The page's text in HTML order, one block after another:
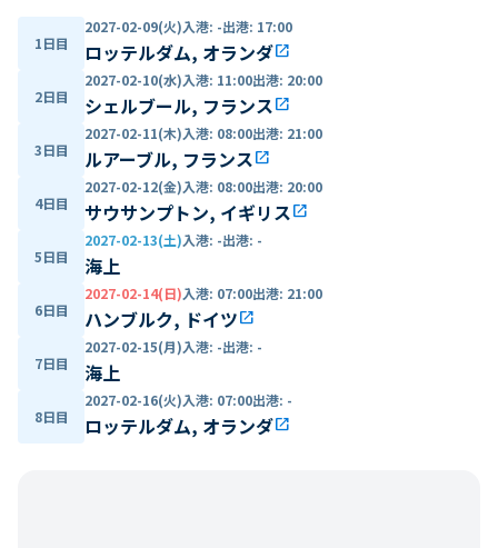
1日目
2027-02-09(火)入港: -出港: 17:00
ロッテルダム, オランダopen_in_new
2日目
2027-02-10(水)入港: 11:00出港: 20:00
シェルブール, フランスopen_in_new
3日目
2027-02-11(木)入港: 08:00出港: 21:00
ルアーブル, フランスopen_in_new
4日目
2027-02-12(金)入港: 08:00出港: 20:00
サウサンプトン, イギリスopen_in_new
5日目
2027-02-13(土)入港: -出港: -
海上
6日目
2027-02-14(日)入港: 07:00出港: 21:00
ハンブルク, ドイツopen_in_new
7日目
2027-02-15(月)入港: -出港: -
海上
8日目
2027-02-16(火)入港: 07:00出港: -
ロッテルダム, オランダopen_in_new